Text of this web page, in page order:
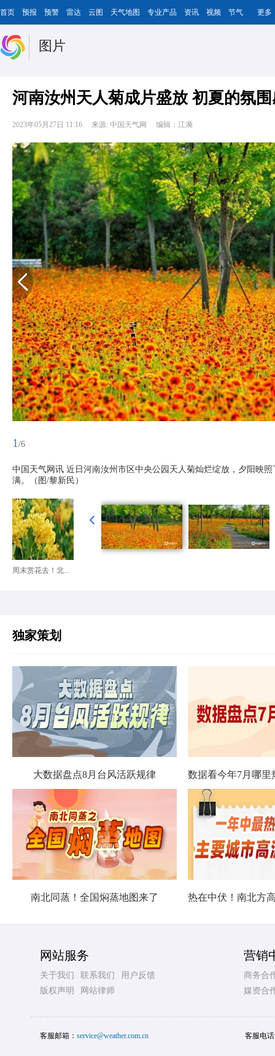
首页 预报 预警 雷达 云图 天气地图 专业产品 资讯 视频 节气 更多
图片
河南汝州天人菊成片盛放 初夏的氛
2023年05月27日 11:16 来源: 中国天气网 编辑：江漪
1 /6
中国天气网讯 近日河南汝州市区中央公园天人菊灿烂绽放，夕阳映
满。（图/黎新民）
周末赏花去！北...
独家策划
大数据盘点8月台风活跃规律
南北同蒸！全国焖蒸地图来了
网站服务
关于我们 联系我们
用户反馈
版权声明
网站律师
营销
商务合
媒资合
客服邮箱： service@weather.com.cn 客服电